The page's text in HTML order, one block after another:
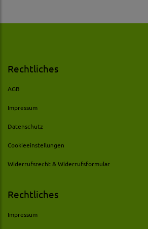
Rechtliches
AGB
Impressum
Datenschutz
Cookieeinstellungen
Widerrufsrecht & Widerrufsformular
Rechtliches
Impressum